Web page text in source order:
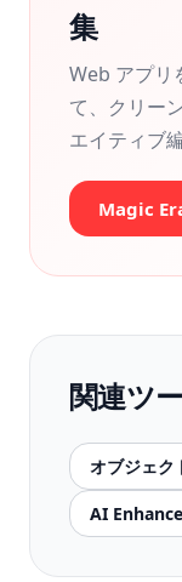
集
Web アプリ
て、クリー
エイティブ
Magic
関連ツ
オブジェク
AI Enhance